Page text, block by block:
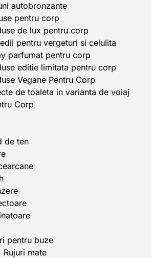
autobronzante
pentru corp
de lux pentru corp
pentru vergeturi si celulita
parfumat pentru corp
editie limitata pentru corp
Vegane Pentru Corp
de toaleta in varianta de voiaj
Corp
de ten
pentru buze
Rujuri mate